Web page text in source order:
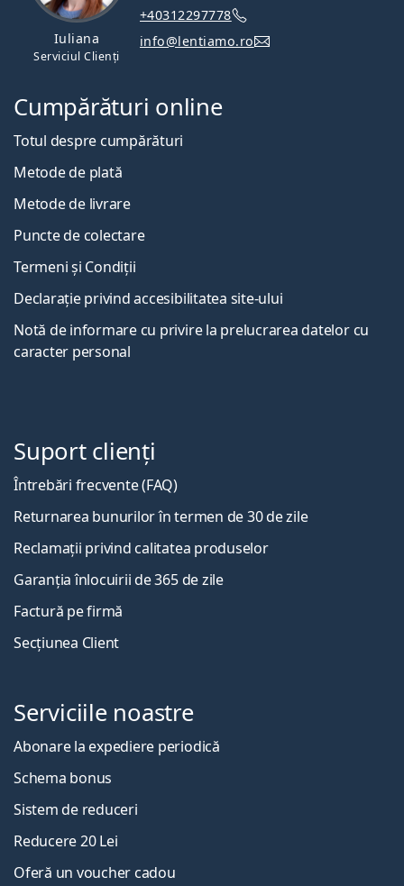
Iuliana
Serviciul Clienți
+40312297778
info@lentiamo.ro
Cumpărături online
Totul despre cumpărături
Metode de plată
Metode de livrare
Puncte de colectare
Termeni și Condiții
Declarație privind accesibilitatea site-ului
Notă de informare cu privire la prelucrarea datelor cu
caracter personal
Suport clienți
Întrebări frecvente (FAQ)
Returnarea bunurilor în termen de 30 de zile
Reclamații privind calitatea produselor
Garanția înlocuirii de 365 de zile
Factură pe firmă
Secțiunea Client
Serviciile noastre
Abonare la expediere periodică
Schema bonus
Sistem de reduceri
Reducere 20 Lei
Oferă un voucher cadou